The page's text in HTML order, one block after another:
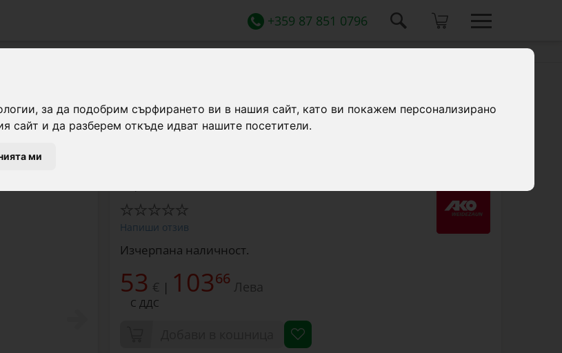
за да подобрим сърфирането ви в нашия сайт, като ви покажем персонализирано
и да разберем откъде идват нашите посетители.
ми
+359 87 851 0796
Напиши отзив
Изчерпана наличност.
53 € | 10366 Лева
С ДДС